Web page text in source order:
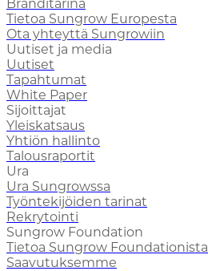
Bränditarina
Tietoa Sungrow Europesta
Ota yhteyttä Sungrowiin
Uutiset ja media
Uutiset
Tapahtumat
White Paper
Sijoittajat
Yleiskatsaus
Yhtiön hallinto
Talousraportit
Ura
Ura Sungrowssa
Työntekijöiden tarinat
Rekrytointi
Sungrow Foundation
Tietoa Sungrow Foundationista
Saavutuksemme